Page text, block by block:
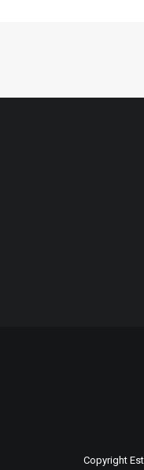
Copyright